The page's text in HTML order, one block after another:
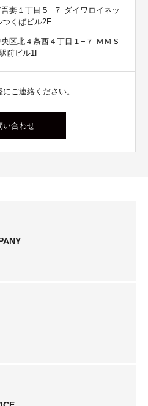
妻１丁目５−７ ダイワロイネッ
つくばビル2F
区北４条西４丁目１−７ ＭＭＳ
前ビル1F
ご連絡ください。
い合わせ